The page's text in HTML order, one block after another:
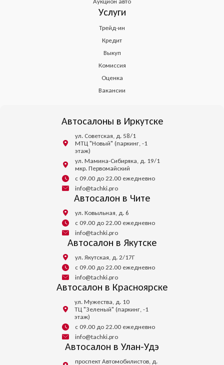
Услуги
Трейд-ин
Кредит
Выкуп
Комиссия
Оценка
Вакансии
Автосалоны в Иркутске
ул. Советская, д. 58/1
МТЦ "Новый" (паркинг, -1
этаж)
ул. Мамина-Сибиряка, д. 19/1
мкр. Первомайский
с 09.00 до 22.00 ежедневно
info@tachki.pro
Автосалон в Чите
ул. Ковыльная, д. 6
с 09.00 до 22.00 ежедневно
info@tachki.pro
Автосалон в Якутске
ул. Якутская, д. 2/17Г
с 09.00 до 22.00 ежедневно
info@tachki.pro
Автосалон в Красноярске
ул. Мужества, д. 10
ТЦ "Зеленый" (паркинг, -1
этаж)
с 09.00 до 22.00 ежедневно
info@tachki.pro
Автосалон в Улан-Удэ
проспект Автомобилистов, д.